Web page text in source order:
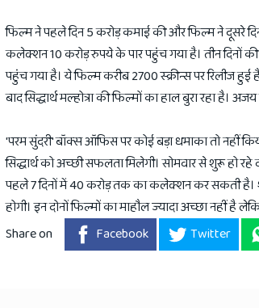
फिल्म ने पहले दिन 5 करोड़ कमाई की और फिल्म ने दूसरे
कलेक्शन 10 करोड़ रुपये के पार पहुंच गया है। तीन दिनों
पहुंच गया है। ये फिल्म करीब 2700 स्क्रीन्स पर रिलीज
बाद सिद्धार्थ मल्होत्रा की फिल्मों का हाल बुरा रहा है।
'परम सुंदरी' बॉक्स ऑफिस पर कोई बड़ा धमाका तो नहीं
सिद्धार्थ को अच्छी सफलता मिलेगी। सोमवार से शुरू हो
पहले 7 दिनों में 40 करोड़ तक का कलेक्शन कर सकती है।
होगी। इन दोनों फिल्मों का माहौल ज्यादा अच्छा नहीं है
Share on
Facebook Twitter